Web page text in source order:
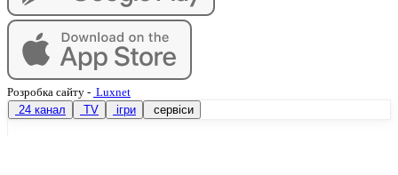
Розробка сайту - Luxnet
24 канал
TV ігри сервіси